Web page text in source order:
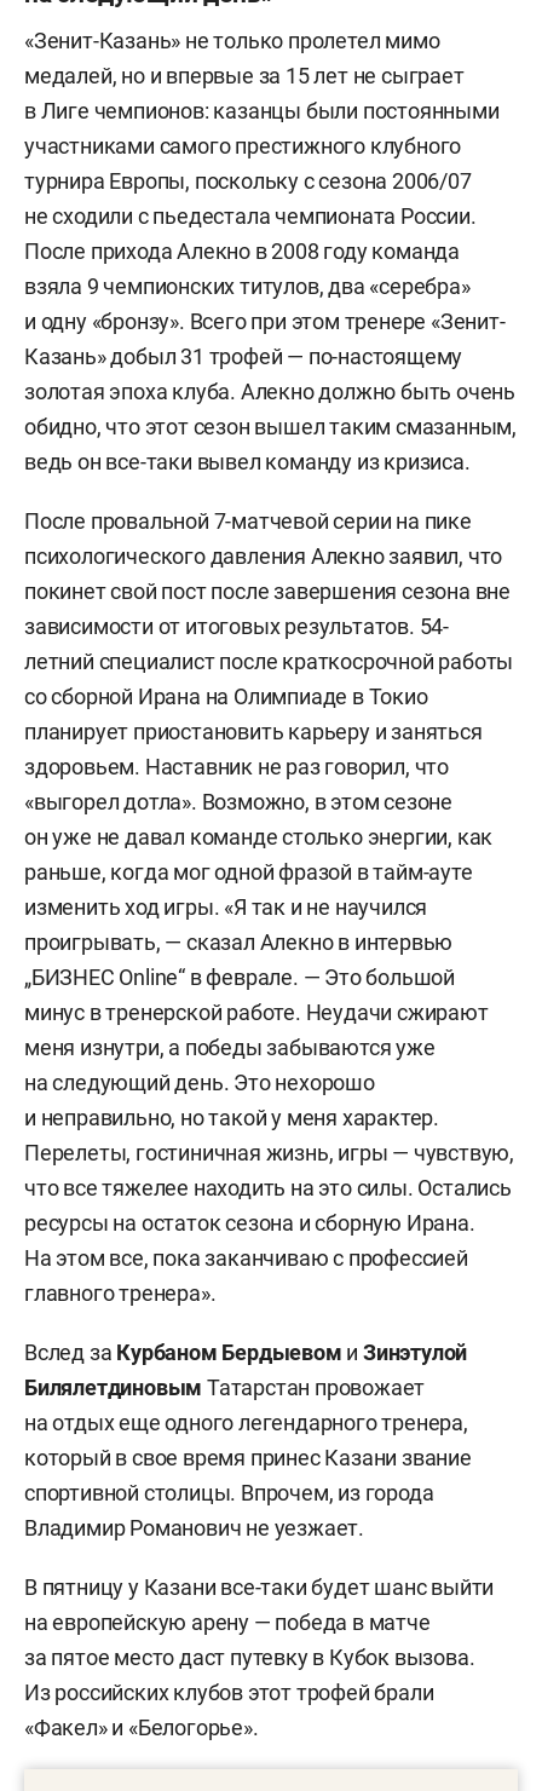
«Зенит-Казань» не только пролетел мимо
медалей, но и впервые за 15 лет не сыграет
в Лиге чемпионов: казанцы были постоянными
участниками самого престижного клубного
турнира Европы, поскольку с сезона 2006/07
не сходили с пьедестала чемпионата России.
После прихода Алекно в 2008 году команда
взяла 9 чемпионских титулов, два «серебра»
и одну «бронзу». Всего при этом тренере «Зенит-
Казань» добыл 31 трофей — по-настоящему
золотая эпоха клуба. Алекно должно быть очень
обидно, что этот сезон вышел таким смазанным,
ведь он все-таки вывел команду из кризиса.
После провальной 7-матчевой серии на пике
психологического давления Алекно заявил, что
покинет свой пост после завершения сезона вне
зависимости от итоговых результатов. 54-
летний специалист после краткосрочной работы
со сборной Ирана на Олимпиаде в Токио
планирует приостановить карьеру и заняться
здоровьем. Наставник не раз говорил, что
«выгорел дотла». Возможно, в этом сезоне
он уже не давал команде столько энергии, как
раньше, когда мог одной фразой в тайм-ауте
изменить ход игры. «Я так и не научился
проигрывать, — сказал Алекно в интервью
„БИЗНЕС Online“ в феврале. — Это большой
минус в тренерской работе. Неудачи сжирают
меня изнутри, а победы забываются уже
на следующий день. Это нехорошо
и неправильно, но такой у меня характер.
Перелеты, гостиничная жизнь, игры — чувствую,
что все тяжелее находить на это силы. Остались
ресурсы на остаток сезона и сборную Ирана.
На этом все, пока заканчиваю с профессией
главного тренера».
Вслед за Курбаном Бердыевом иЗинэтулой
Билялетдиновым Татарстан провожает
на отдых еще одного легендарного тренера,
который в свое время принес Казани звание
спортивной столицы. Впрочем, из города
Владимир Романович не уезжает.
В пятницу у Казани все-таки будет шанс выйти
на европейскую арену — победа в матче
за пятое место даст путевку в Кубок вызова.
Из российских клубов этот трофей брали
«Факел» и «Белогорье».